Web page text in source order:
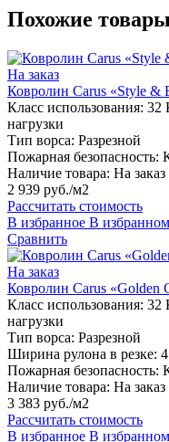
Похожие товары
На заказ
Ковролин Carus «Style &
Класс использования: 32
нагрузки
Тип ворса: Разрезной
Пожарная безопасность:
Наличие товара: На заказ
2 939 руб./м2
Рассчитать стоимость
В избранное В избранном
Сравнить
На заказ
Ковролин Carus «Golden
Класс использования: 32
нагрузки
Тип ворса: Разрезной
Ширина рулона в резке:
Пожарная безопасность:
Наличие товара: На заказ
3 383 руб./м2
Рассчитать стоимость
В избранное В избранном